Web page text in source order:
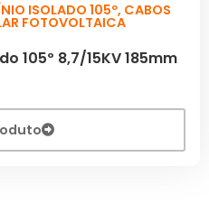
ISOLADO 105º, CABOS
FOTOVOLTAICA
105º 8,7/15KV 185mm